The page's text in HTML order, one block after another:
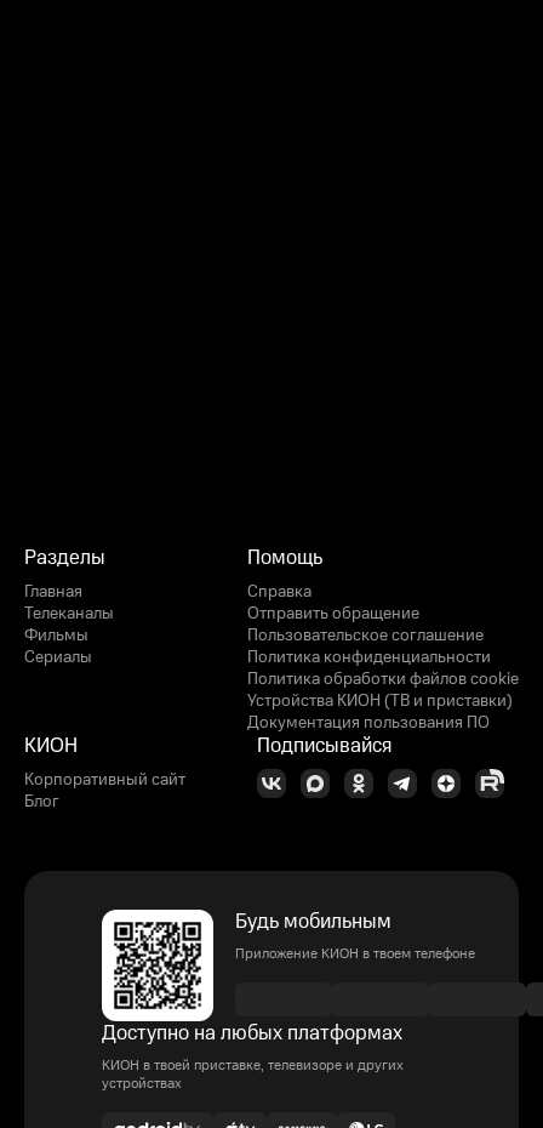
Разделы
Главная
Телеканалы
Фильмы
Сериалы
Помощь
Справка
Отправить обращение
Пользовательское соглашение
Политика конфиденциальности
Политика обработки файлов cookie
Устройства КИОН (ТВ и приставки)
Документация пользования ПО
КИОН
Корпоративный сайт
Блог
Подписывайся
Будь мобильным
Приложение КИОН в твоем телефоне
Доступно на любых платформах
КИОН в твоей приставке, телевизоре и других
устройствах